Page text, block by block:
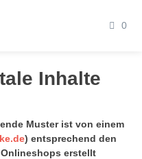
0
Inhalte
Muster ist von einem
) entsprechend den
erstellt